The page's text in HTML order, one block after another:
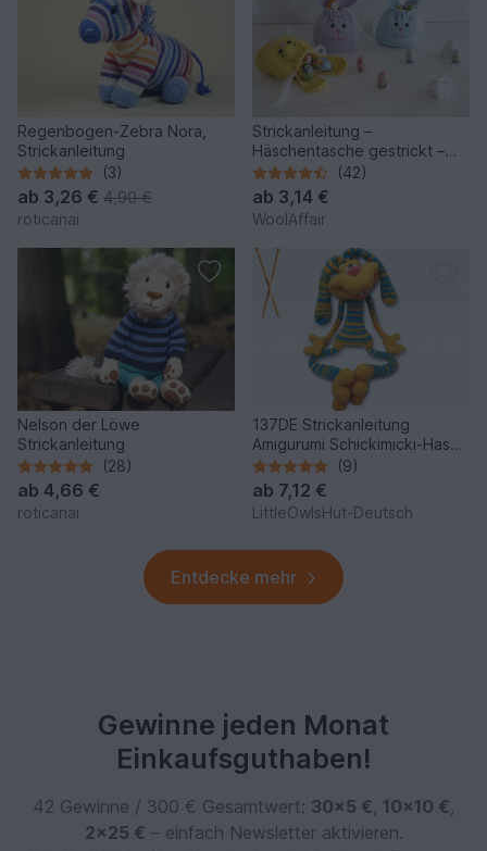
Regenbogen-Zebra Nora,
Strickanleitung
(3)
ab 3,26 € 4,90 €
roticanai
Strickanleitung –
Häschentasche gestrickt –
No.159
(42)
ab 3,14 €
WoolAffair
Nelson der Löwe
Strickanleitung
(28)
ab 4,66 €
roticanai
137DE Strickanleitung
Amigurumi Schickimicki-Hase
Keks - PDF Pertseva CP
(9)
ab 7,12 €
LittleOwlsHut-Deutsch
Entdecke mehr
Gewinne jeden Monat
Einkaufsguthaben!
42 Gewinne / 300 € Gesamtwert: 30×5 €, 10×10 €,
2×25 € – einfach Newsletter aktivieren.